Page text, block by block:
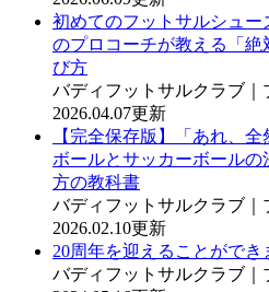
初めてのフットサルシュー
のプロコーチが教える「
び方
バディフットサルクラブ｜
2026.04.07更新
【完全保存版】「あれ、
ボールとサッカーボール
方の教科書
バディフットサルクラブ｜
2026.02.10更新
20周年を迎えることができ
バディフットサルクラブ｜